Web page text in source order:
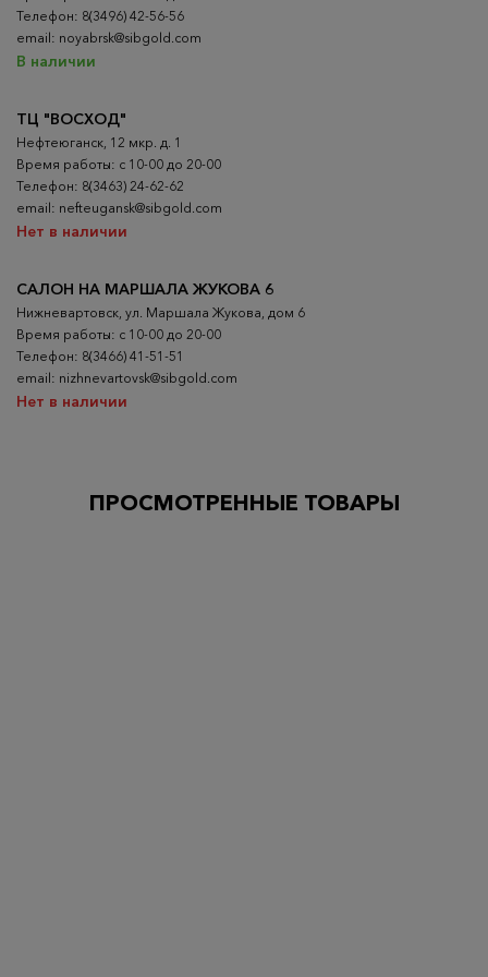
Телефон: 8(3496) 42-56-56
email: noyabrsk@sibgold.com
В наличии
ТЦ "ВОСХОД"
Нефтеюганск, 12 мкр. д. 1
Время работы: с 10-00 до 20-00
Телефон: 8(3463) 24-62-62
email: nefteugansk@sibgold.com
Нет в наличии
САЛОН НА МАРШАЛА ЖУКОВА 6
Нижневартовск, ул. Маршала Жукова, дом 6
Время работы: с 10-00 до 20-00
Телефон: 8(3466) 41-51-51
email: nizhnevartovsk@sibgold.com
Нет в наличии
ПРОСМОТРЕННЫЕ ТОВАРЫ